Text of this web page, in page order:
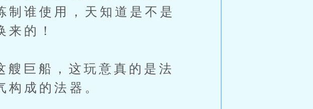
制谁使用，天知道是不是
的！
船，这玩意真的是法
成的法器。